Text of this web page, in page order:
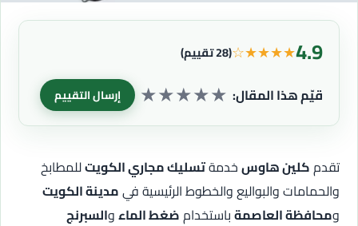
4.9
★
★
★
★
☆(28 تقييم)
قيّم هذا المقال: ★
★
★
★
★ إرسال التقييم
تقدمكلين هاوسخدمةتسليك مجاري الكويتللمطابخ
والحمامات والبواليع والخطوط الرئيسية فيمدينة الكويت
ومحافظة العاصمةباستخدامضغط الماءوالسبرنج